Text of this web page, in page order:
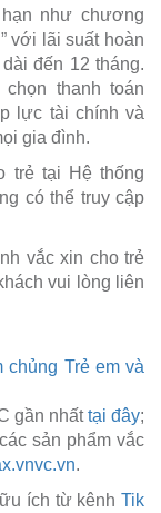
như chương
với lãi suất hoàn
đến 12 tháng.
thanh toán
lực tài chính và
gia đình.
trẻ tại Hệ thống
có thể truy cập
vắc xin cho trẻ
vui lòng liên
chủng Trẻ em và
gần nhấttại đây;
sản phẩm vắc
.
ích từ kênh Tik